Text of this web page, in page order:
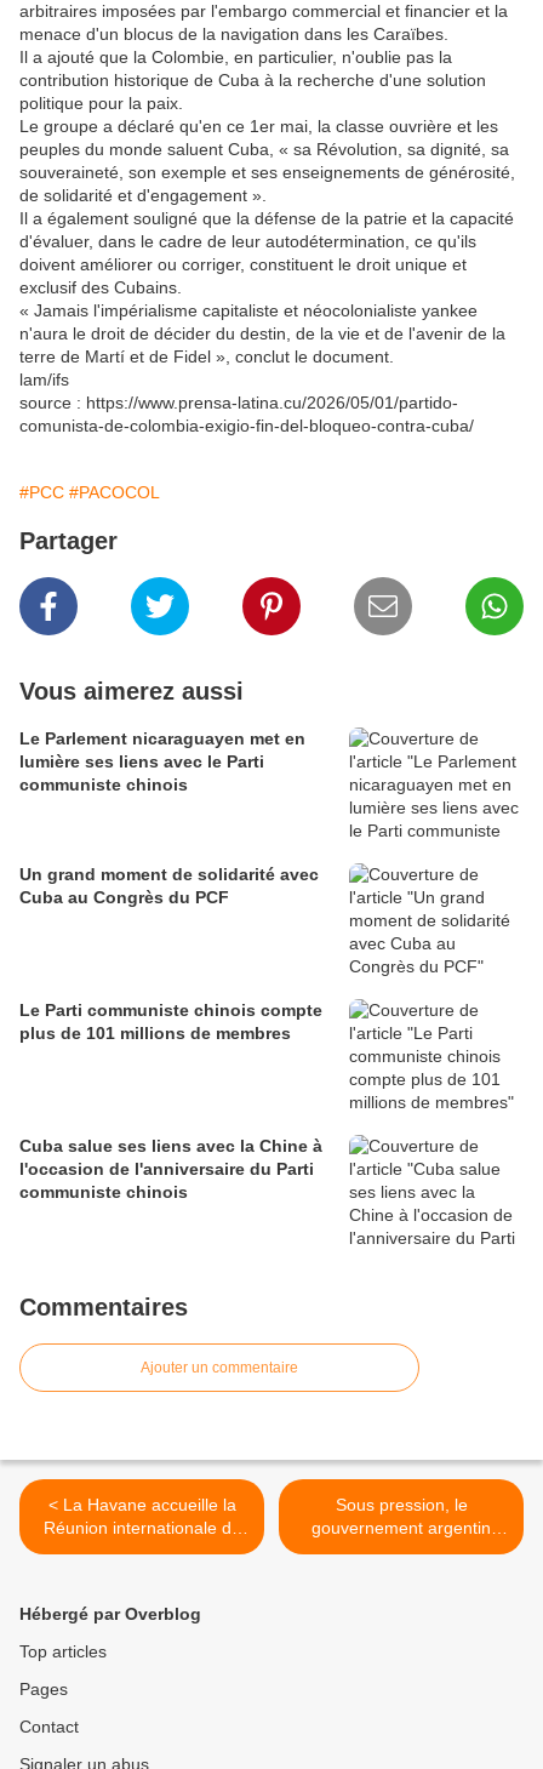
arbitraires imposées par l'embargo commercial et financier et la
menace d'un blocus de la navigation dans les Caraïbes.
Il a ajouté que la Colombie, en particulier, n'oublie pas la
contribution historique de Cuba à la recherche d'une solution
politique pour la paix.
Le groupe a déclaré qu'en ce 1er mai, la classe ouvrière et les
peuples du monde saluent Cuba, « sa Révolution, sa dignité, sa
souveraineté, son exemple et ses enseignements de générosité,
de solidarité et d'engagement ».
Il a également souligné que la défense de la patrie et la capacité
d'évaluer, dans le cadre de leur autodétermination, ce qu'ils
doivent améliorer ou corriger, constituent le droit unique et
exclusif des Cubains.
« Jamais l'impérialisme capitaliste et néocolonialiste yankee
n'aura le droit de décider du destin, de la vie et de l'avenir de la
terre de Martí et de Fidel », conclut le document.
lam/ifs
source : https://www.prensa-latina.cu/2026/05/01/partido-
comunista-de-colombia-exigio-fin-del-bloqueo-contra-cuba/
#PCC #PACOCOL
Partager
Vous aimerez aussi
Le Parlement nicaraguayen met en
lumière ses liens avec le Parti
communiste chinois
Un grand moment de solidarité avec
Cuba au Congrès du PCF
Le Parti communiste chinois compte
plus de 101 millions de membres
Cuba salue ses liens avec la Chine à
l'occasion de l'anniversaire du Parti
communiste chinois
Commentaires
Ajouter un commentaire
< La Havane accueille la
Réunion internationale de
solidarité avec Cuba
Sous pression, le
gouvernement argentin
rouvre la salle de presse de
Hébergé par Overblog
Top articles
Pages
Contact
Signaler un abus